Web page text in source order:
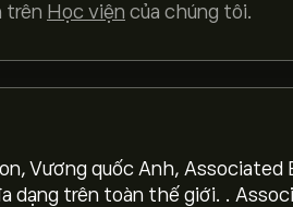
trên Học viện của chúng tôi.
Vương quốc Anh, Associated
dạng trên toàn thế giới. .